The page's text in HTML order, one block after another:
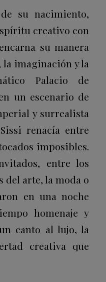
su nacimiento,
creativo con
su manera
la imaginación y la
Palacio de
un escenario de
y surrealista
renacía entre
imposibles.
entre los
del arte, la moda o
en una noche
homenaje y
canto al lujo, la
creativa que